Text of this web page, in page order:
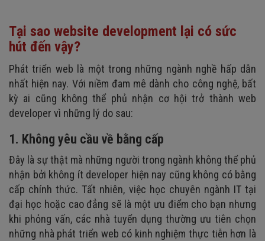
Tại sao website development lại có sức
hút đến vậy?
Phát triển web là một trong những ngành nghề hấp dẫn
nhất hiện nay. Với niềm đam mê dành cho công nghệ, bất
kỳ ai cũng không thể phủ nhận cơ hội trở thành web
developer vì những lý do sau:
1. Không yêu cầu về bằng cấp
Đây là sự thật mà những người trong ngành không thể phủ
nhận bởi không ít developer hiện nay cũng không có bằng
cấp chính thức. Tất nhiên, việc học chuyên ngành IT tại
đại học hoặc cao đẳng sẽ là một ưu điểm cho bạn nhưng
khi phỏng vấn, các nhà tuyển dụng thường ưu tiên chọn
những nhà phát triển web có kinh nghiệm thực tiễn hơn là